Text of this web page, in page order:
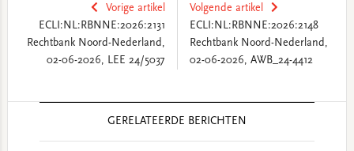
Vorige artikel
ECLI:NL:RBNNE:2026:2131
Rechtbank Noord-Nederland,
02-06-2026, LEE 24/5037
Volgende artikel
ECLI:NL:RBNNE:2026:2148
Rechtbank Noord-Nederland,
02-06-2026, AWB_24-4412
GERELATEERDE BERICHTEN